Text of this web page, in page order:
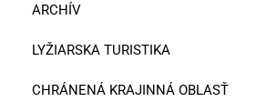
ARCHÍV
LYŽIARSKA TURISTIKA
CHRÁNENÁ KRAJINNÁ OBLASŤ